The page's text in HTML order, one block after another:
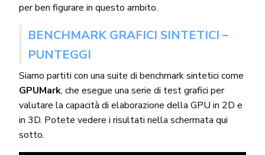
per ben figurare in questo ambito.
BENCHMARK GRAFICI SINTETICI –
PUNTEGGI
Siamo partiti con una suite di benchmark sintetici come
GPUMark, che esegue una serie di test grafici per
valutare la capacità di elaborazione della GPU in 2D e
in 3D. Potete vedere i risultati nella schermata qui
sotto.